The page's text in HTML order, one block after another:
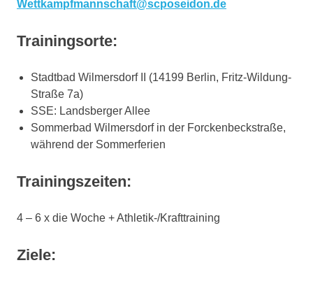
Wettkampfmannschaft@scposeidon.de
Trainingsorte:
Stadtbad Wilmersdorf II (14199 Berlin, Fritz-Wildung-
Straße 7a)
SSE: Landsberger Allee
Sommerbad Wilmersdorf in der Forckenbeckstraße,
während der Sommerferien
Trainingszeiten:
4 – 6 x die Woche + Athletik-/Krafttraining
Ziele: